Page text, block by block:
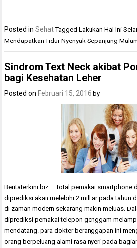
Posted inSehat TaggedLakukan Hal Ini
Mendapatkan Tidur Nyenyak Sepanjang
Sindrom Text Neck akibat
bagi Kesehatan Leher
Posted on Februari 15, 2016 by
Beritaterkini.biz – Total pemakai smartphone
diprediksi akan melebihi 2 milliar pada tahun
di zaman modern sekarang makin meluas.
diprediksi pemakai telepon genggam
mendatang. para dokter beranggapan ini
orang berpeluang alami rasa nyeri pada